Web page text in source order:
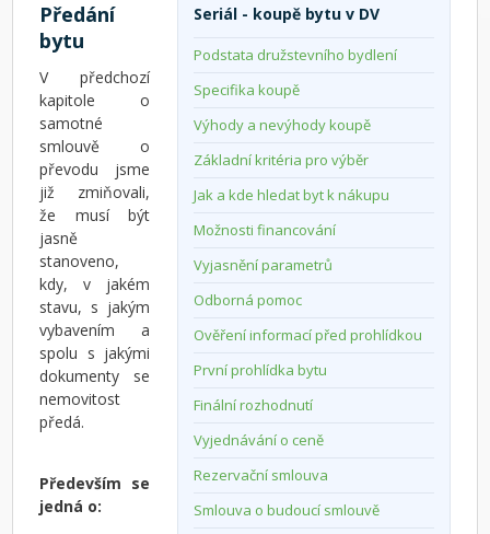
Seriál - koupě bytu v DV
Podstata družstevního bydlení
Specifika koupě
Výhody a nevýhody koupě
Základní kritéria pro výběr
Jak a kde hledat byt k nákupu
Možnosti financování
Vyjasnění parametrů
Odborná pomoc
Ověření informací před prohlídkou
První prohlídka bytu
Finální rozhodnutí
Vyjednávání o ceně
Rezervační smlouva
Smlouva o budoucí smlouvě
Předání
bytu
V předchozí
kapitole o
samotné
smlouvě o
převodu jsme
již zmiňovali,
že musí být
jasně
stanoveno,
kdy, v jakém
stavu, s jakým
vybavením a
spolu s jakými
dokumenty se
nemovitost
předá.
Především se
jedná o: